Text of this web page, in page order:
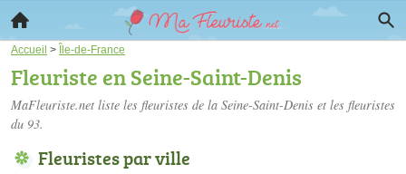
Accueil > Île-de-France
Fleuriste en Seine-Saint-Denis
MaFleuriste.net liste les fleuristes de la Seine-Saint-Denis et les fleuristes
du 93.
Fleuristes par ville